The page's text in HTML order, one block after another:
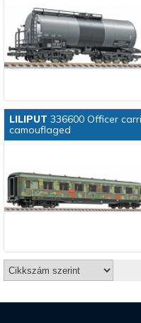
LILIPUT 336600 Officer
camouflaged